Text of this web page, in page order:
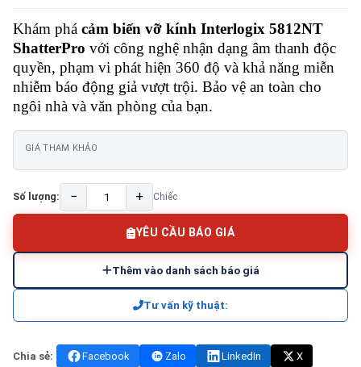
Khám phá cảm biến vỡ kính Interlogix 5812NT
ShatterPro với công nghệ nhận dạng âm thanh độc
quyền, phạm vi phát hiện 360 độ và khả năng miễn
nhiễm báo động giả vượt trội. Bảo vệ an toàn cho
ngôi nhà và văn phòng của bạn.
GIÁ THAM KHẢO
Số lượng: − + Chiếc
YÊU CẦU BÁO GIÁ
Thêm vào danh sách báo giá
Tư vấn kỹ thuật:
Chia sẻ: Facebook Zalo LinkedIn
X